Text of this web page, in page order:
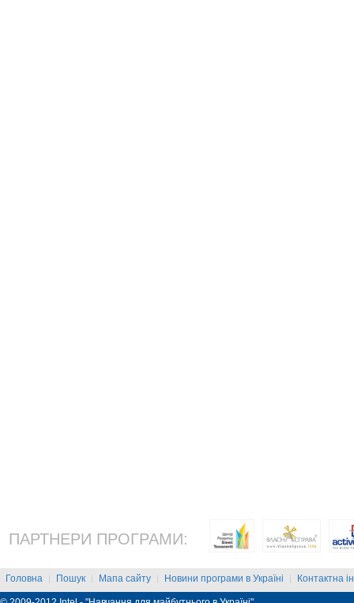
ПАРТНЕРИ ПРОГРАМИ:
Головна | Пошук | Мапа сайту | Новини програми в Україні | Контактна